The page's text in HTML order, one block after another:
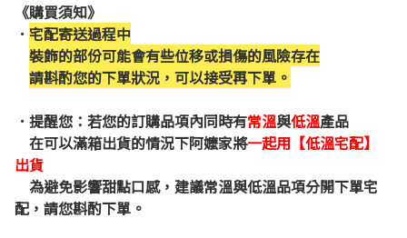
《購買須知》
． 宅配寄送過程中
裝飾的部份可能會有些位移或損傷的風險存在
請斟酌您的下單狀況，可以接受再下單。
． 提醒您：若您的訂購品項內同時有常溫與低溫產品
在可以滿箱出貨的情況下阿嬤家將一起用【低溫宅配】
出貨
為避免影響甜點口感，建議常溫與低溫品項分開下單宅
配，請您斟酌下單。